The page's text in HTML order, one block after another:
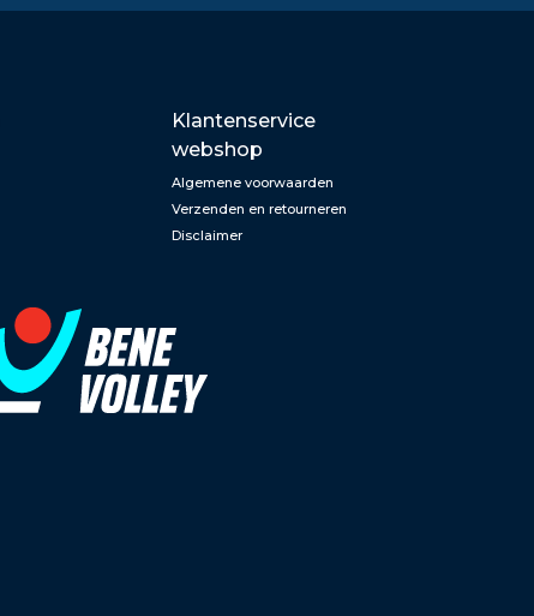
Klantenservice
webshop
Algemene voorwaarden
Verzenden en retourneren
Disclaimer